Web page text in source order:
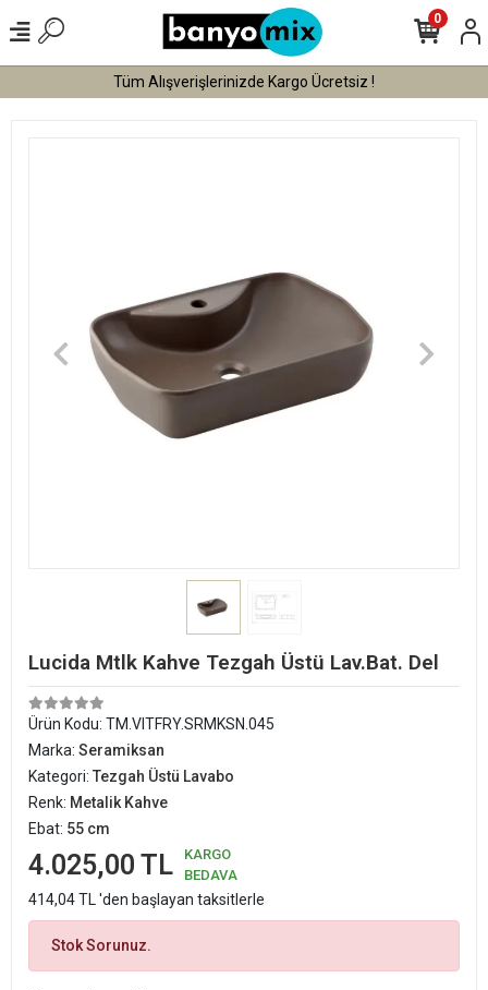
Tüm Alışverişlerinizde Kargo Ücretsiz !
0
Lucida Mtlk Kahve Tezgah Üstü Lav.Bat. Del
Ürün Kodu: TM.VITFRY.SRMKSN.045
Marka: Seramiksan
Kategori: Tezgah Üstü Lavabo
Renk: Metalik Kahve
Ebat: 55 cm
4.025,00 TL
KARGO
BEDAVA
414,04 TL 'den başlayan taksitlerle
Stok Sorunuz.